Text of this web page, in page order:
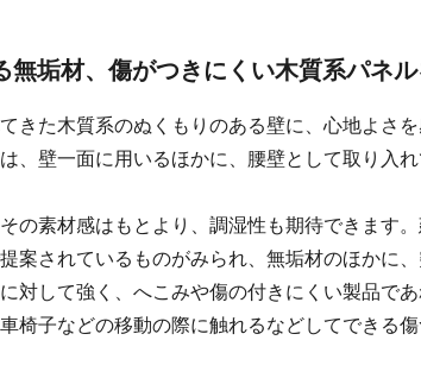
無垢材、傷がつきにくい木質系パネ
きた木質系のぬくもりのある壁に、心地よさ
、壁一面に用いるほかに、腰壁として取り入れ
の素材感はもとより、調湿性も期待できます
案されているものがみられ、無垢材のほかに
対して強く、へこみや傷の付きにくい製品で
椅子などの移動の際に触れるなどしてできる